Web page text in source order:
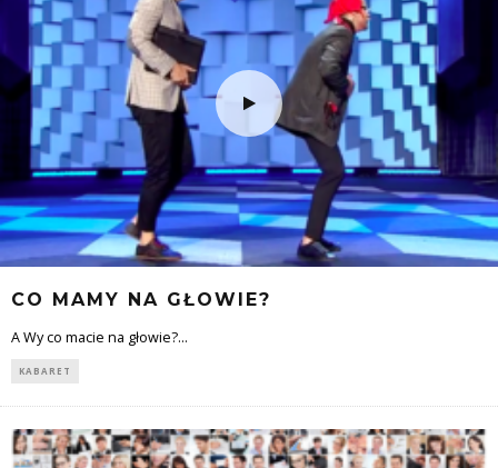
CO MAMY NA GŁOWIE?
A Wy co macie na głowie?...
KABARET